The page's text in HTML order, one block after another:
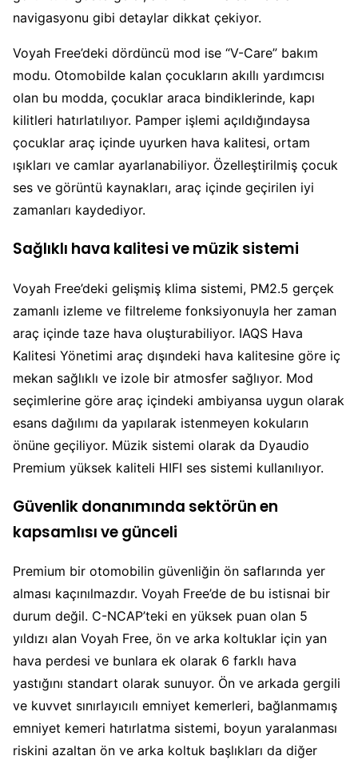
navigasyonu gibi detaylar dikkat çekiyor.
Voyah Free’deki dördüncü mod ise “V-Care” bakım
modu. Otomobilde kalan çocukların akıllı yardımcısı
olan bu modda, çocuklar araca bindiklerinde, kapı
kilitleri hatırlatılıyor. Pamper işlemi açıldığındaysa
çocuklar araç içinde uyurken hava kalitesi, ortam
ışıkları ve camlar ayarlanabiliyor. Özelleştirilmiş çocuk
ses ve görüntü kaynakları, araç içinde geçirilen iyi
zamanları kaydediyor.
Sağlıklı hava kalitesi ve müzik sistemi
Voyah Free’deki gelişmiş klima sistemi, PM2.5 gerçek
zamanlı izleme ve filtreleme fonksiyonuyla her zaman
araç içinde taze hava oluşturabiliyor. IAQS Hava
Kalitesi Yönetimi araç dışındeki hava kalitesine göre iç
mekan sağlıklı ve izole bir atmosfer sağlıyor. Mod
seçimlerine göre araç içindeki ambiyansa uygun olarak
esans dağılımı da yapılarak istenmeyen kokuların
önüne geçiliyor. Müzik sistemi olarak da Dyaudio
Premium yüksek kaliteli HIFI ses sistemi kullanılıyor.
Güvenlik donanımında sektörün en
kapsamlısı ve günceli
Premium bir otomobilin güvenliğin ön saflarında yer
alması kaçınılmazdır. Voyah Free’de de bu istisnai bir
durum değil. C-NCAP’teki en yüksek puan olan 5
yıldızı alan Voyah Free, ön ve arka koltuklar için yan
hava perdesi ve bunlara ek olarak 6 farklı hava
yastığını standart olarak sunuyor. Ön ve arkada gergili
ve kuvvet sınırlayıcılı emniyet kemerleri, bağlanmamış
emniyet kemeri hatırlatma sistemi, boyun yaralanması
riskini azaltan ön ve arka koltuk başlıkları da diğer